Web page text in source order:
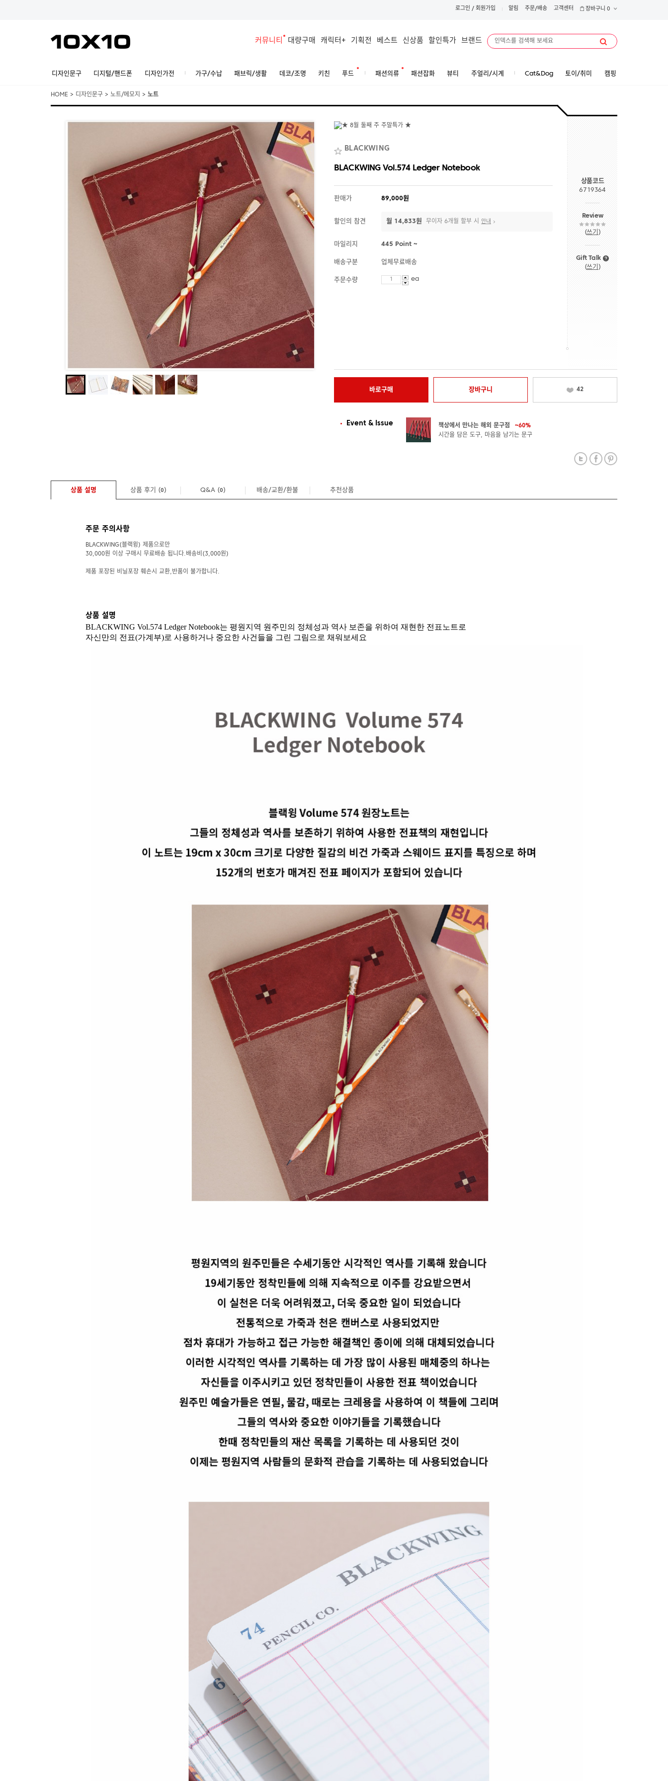
로그인 / 회원가입 알림 주문/배송 고객센터 장바구니 0
커뮤니티 대량구매 캐릭터+ 기획전 베스트 신상품 할인특가 브랜드
디자인문구 디지털/핸드폰 디자인가전 가구/수납 패브릭/생활 데코/조명 키친 푸드 패션의류 패션잡화 뷰티 주얼리/시계 Cat&Dog 토이/취미 캠핑
HOME > 디자인문구 > 노트/메모지 > 노트
BLACKWING
BLACKWING Vol.574 Ledger Notebook
판매가 89,000원
할인의 참견 월 14,833원 무이자 6개월 할부 시 안내
마일리지 445 Point ~
배송구분 업체무료배송
주문수량 ea
상품코드
6719364
Review
(쓰기 )
Gift Talk
(쓰기 )
바로구매 장바구니 42
Event & Issue 책상에서 만나는 해외 문구점
~60%
시간을 담은 도구, 마음을 남기는 문구
상품 설명 상품 후기 (0) Q&A (0) 배송/교환/환불 추천상품
주문 주의사항
BLACKWING(블랙윙) 제품으로만
30,000원 이상 구매시 무료배송 됩니다.배송비(3,000원)
제품 포장된 비닐포장 훼손시 교환,반품이 불가합니다.
상품 설명